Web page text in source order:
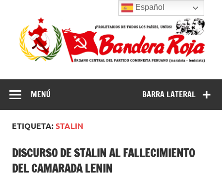
Comunista
Peruano
Bandera Roja
Roja
BARRA LATERAL
MENÚ
ETIQUETA:STALIN
DISCURSO DE STALIN AL FALLECIMIENTO
DEL CAMARADA LENIN
Español